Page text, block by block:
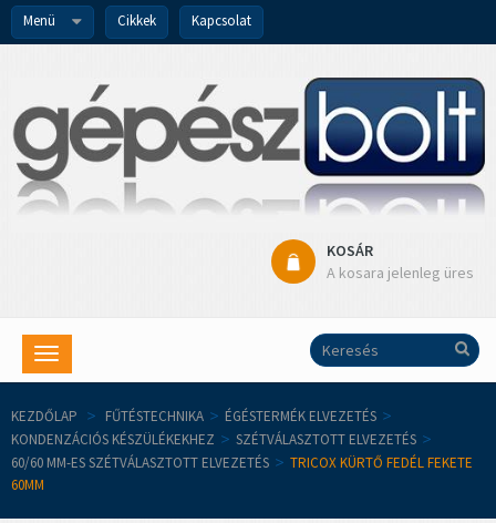
Menü Cikkek Kapcsolat
KOSÁR
A kosara jelenleg üres
Toggle
navigation
KEZDŐLAP > FŰTÉSTECHNIKA > ÉGÉSTERMÉK ELVEZETÉS >
KONDENZÁCIÓS KÉSZÜLÉKEKHEZ > SZÉTVÁLASZTOTT ELVEZETÉS >
60/60 MM-ES SZÉTVÁLASZTOTT ELVEZETÉS > TRICOX KÜRTŐ FEDÉL FEKETE
60MM